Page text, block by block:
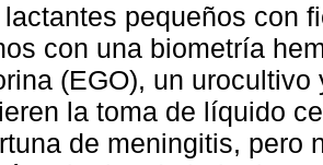
lactantes pequeños con
con una biometría
(EGO), un
la toma de líquido
de meningitis, pero